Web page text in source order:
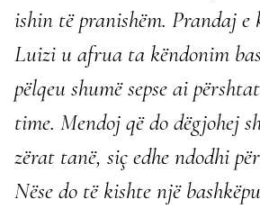
ishin të pranishëm. Prandaj e
Luizi u afrua ta këndonim
pëlqeu shumë sepse ai
time. Mendoj që do dëgjohej
zërat tanë, siç edhe ndodhi
Nëse do të kishte një